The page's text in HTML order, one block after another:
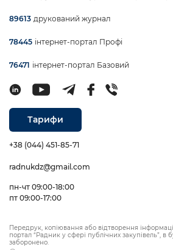
89613 друкований журнал
78445 інтернет-портал Профі
76471 інтернет-портал Базовий
Тарифи
+38 (044) 451-85-71
radnukdz@gmail.com
пн-чт 09:00-18:00
пт 09:00-17:00
Передрук, копіювання або відтворення
портал “Радник у сфері публічних закупівель”, в
заборонено.